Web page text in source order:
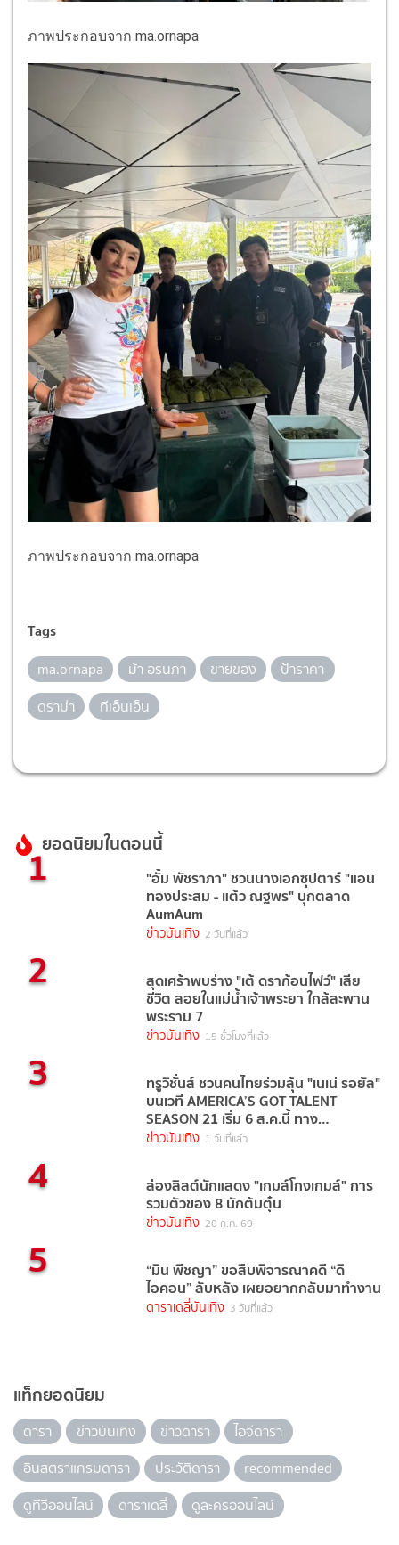
ภาพประกอบจาก ma.ornapa
ภาพประกอบจาก ma.ornapa
Tags
ma.ornapa ม้า อรนภา ขายของ
ป้าราคา
ดราม่า
ทีเอ็นเอ็น
ยอดนิยมในตอนนี้
1 "อั้ม พัชราภา" ชวนนางเอกซุปตาร์ "แอน
ทองประสม - แต้ว ณฐพร" บุกตลาด
AumAum
ข่าวบันเทิง 2 วันที่แล้ว
2 สุดเศร้าพบร่าง "เต้ ดราก้อนไฟว์" เสีย
ชีวิต ลอยในแม่น้ำเจ้าพระยา ใกล้สะพาน
พระราม 7
ข่าวบันเทิง 15 ชั่วโมงที่แล้ว
3 ทรูวิชั่นส์ ชวนคนไทยร่วมลุ้น "เนเน่ รอยัล"
บนเวที AMERICA’S GOT TALENT
SEASON 21 เริ่ม 6 ส.ค.นี้ ทาง
TrueVisions NOW
ข่าวบันเทิง 1 วันที่แล้ว
4 ส่องลิสต์นักแสดง "เกมส์โกงเกมส์" การ
รวมตัวของ 8 นักต้มตุ๋น
ข่าวบันเทิง 20 ก.ค. 69
5 “มิน พีชญา” ขอสืบพิจารณาคดี “ดิ
ไอคอน” ลับหลัง เผยอยากกลับมาทำงาน
ดาราเดลี่บันเทิง 3 วันที่แล้ว
แท็กยอดนิยม
ดารา ข่าวบันเทิง ข่าวดารา
ไอจีดารา
อินสตราแกรมดารา
ประวัติดารา
recommended
ดูทีวีออนไลน์
ดาราเดลี่ ดูละครออนไลน์